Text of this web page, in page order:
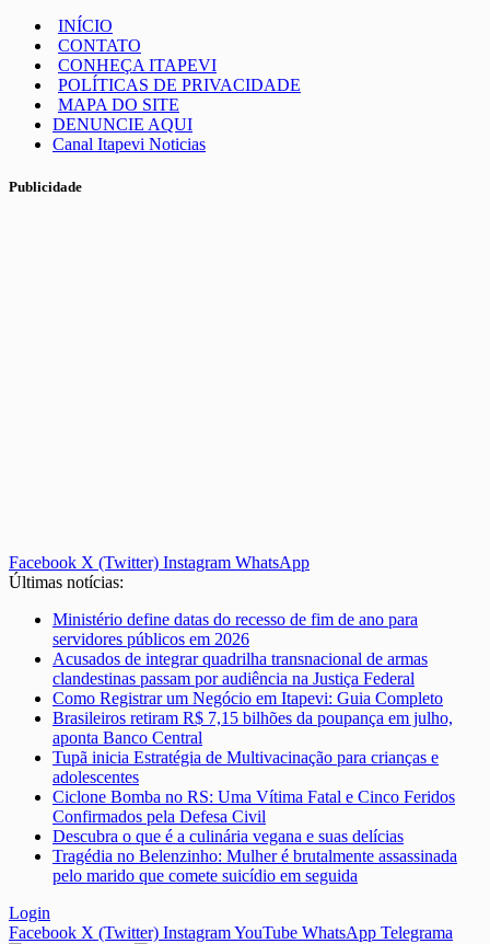
INÍCIO
CONTATO
CONHEÇA ITAPEVI
POLÍTICAS DE PRIVACIDADE
MAPA DO SITE
DENUNCIE AQUI
Canal Itapevi Noticias
Publicidade
Facebook X (Twitter) Instagram WhatsApp
Últimas notícias:
Ministério define datas do recesso de fim de ano para
servidores públicos em 2026
Acusados de integrar quadrilha transnacional de armas
clandestinas passam por audiência na Justiça Federal
Como Registrar um Negócio em Itapevi: Guia Completo
Brasileiros retiram R$ 7,15 bilhões da poupança em julho,
aponta Banco Central
Tupã inicia Estratégia de Multivacinação para crianças e
adolescentes
Ciclone Bomba no RS: Uma Vítima Fatal e Cinco Feridos
Confirmados pela Defesa Civil
Descubra o que é a culinária vegana e suas delícias
Tragédia no Belenzinho: Mulher é brutalmente assassinada
pelo marido que comete suicídio em seguida
Login
Facebook X (Twitter) InstagramYouTube WhatsApp Telegrama